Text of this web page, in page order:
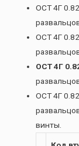
ОСТ 4Г
ОСТ 4Г
ОСТ 4Г
ОСТ 4Г
винты.